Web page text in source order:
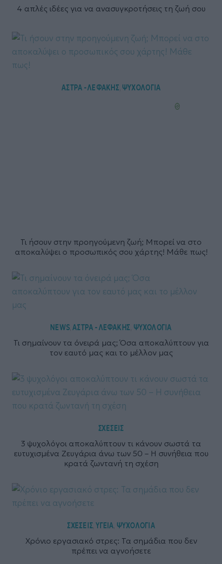
4 απλές ιδέες για να ανασυγκροτήσεις τη ζωή σου
ΑΣΤΡΑ - ΛΕΦΑΚΗΣ,ΨΥΧΟΛΟΓΙΑ
Τι ήσουν στην προηγούμενη ζωή; Μπορεί να στο
αποκαλύψει ο προσωπικός σου χάρτης! Μάθε πως!
NEWS,ΑΣΤΡΑ - ΛΕΦΑΚΗΣ, ΨΥΧΟΛΟΓΙΑ
Τι σημαίνουν τα όνειρά μας; Όσα αποκαλύπτουν για
τον εαυτό μας και το μέλλον μας
ΣΧΕΣΕΙΣ
3 ψυχολόγοι αποκαλύπτουν τι κάνουν σωστά τα
ευτυχισμένα Ζευγάρια άνω των 50 – Η συνήθεια που
κρατά ζωντανή τη σχέση
ΣΧΕΣΕΙΣ,ΥΓΕΙΑ, ΨΥΧΟΛΟΓΙΑ
Χρόνιο εργασιακό στρες: Τα σημάδια που δεν
πρέπει να αγνοήσετε